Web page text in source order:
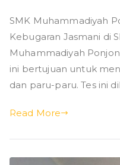
Kebugaran
Jasmani
di
SMK
SMK Muhammadiyah
Kebugaran Jasmani di
Muhammadiyah
ini bertujuan untuk
dan paru-paru. Tes ini
Read More